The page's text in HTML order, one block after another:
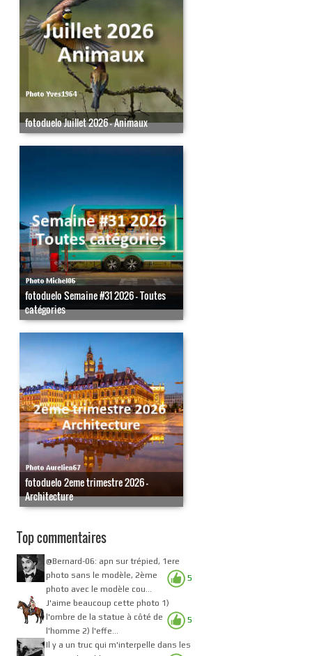
fotoduelo Juillet 2026 - Animaux
fotoduelo Semaine #31 2026 - Toutes
catégories
fotoduelo 2eme trimestre 2026 -
Architecture
Top commentaires
5
@Bernard-06: apn sur trépied, 1ere
photo sans le modèle, 2ème
photo avec le modèle cou...
5
J'aime beaucoup cette photo 1)
l'ombre de la statue à côté de
l'homme 2) l'effe...
Il y a un truc qui m'interpelle dans les